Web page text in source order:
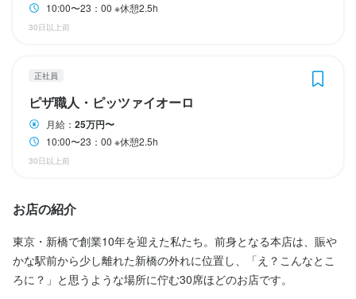
10:00〜23：00 ※休憩2.5h
30日以上前
正社員
ピザ職人・ピッツァイオーロ
月給： 25万円〜
10:00〜23：00 ※休憩2.5h
30日以上前
お店の紹介
東京・新橋で創業10年を迎えた私たち。前身となる本店は、賑や
かな駅前から少し離れた新橋の外れに位置し、「え？こんなとこ
ろに？」と思うような場所に佇む30席ほどのお店です。
特徴
仕事内容
ピザを作る業務全般をお任せします。
包丁さばき ピザ生地づくり・窯焼き
応募資格
特徴
駅チカ(徒歩5分以内)
ピザを作る業務全般をお任せします。
歓迎スキル・経験
資格の必要なし
仕事内容
ピザを作る業務全般をお任せします。
身に付くスキル
応募資格
歓迎スキル・経験